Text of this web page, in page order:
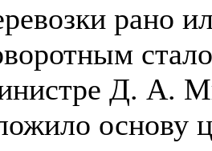
рано
Д. А.
основу